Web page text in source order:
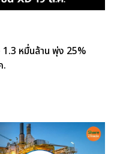
หมื่นล้าน พุ่ง 25%
.